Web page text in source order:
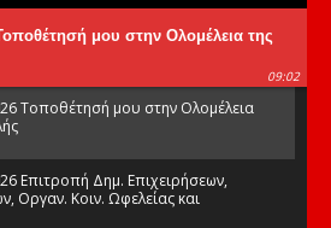
μου στην Ολομέλεια της
09:02
Τοποθέτησή μου στην Ολομέλεια
Επιτροπή Δημ. Επιχειρήσεων,
Οργαν. Κοιν. Ωφελείας και
Ασφάλισης